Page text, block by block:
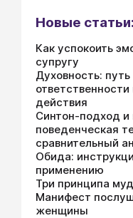
Новые статьи:
Как успокоить
супругу
Духовность:
действия
Синтон-подход и
поведенческая
сравнительный
Обида:
применению
Три принципа
Манифест
женщины